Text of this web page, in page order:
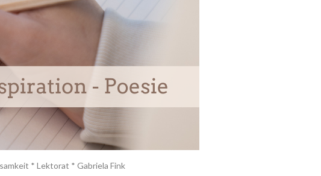
* Lektorat * Gabriela Fink